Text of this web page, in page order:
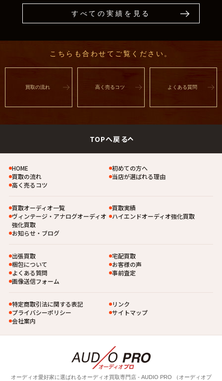
すべての実績を見る
こちらも合わせてご覧ください。
買取の流れ 高く売るコツ よくある質問
TOPへ戻る
HOME
初めての方へ
買取の流れ
当店が選ばれる理由
高く売るコツ
買取オーディオ一覧
買取実績
ヴィンテージ・アナログオーディオ
強化買取
ハイエンドオーディオ強化買取
お知らせ・ブログ
出張買取
宅配買取
梱包について
お客様の声
よくある質問
事前査定
画像送信フォーム
特定商取引法に関する表記
リンク
プライバシーポリシー
サイトマップ
会社案内
オーディオ愛好家に選ばれるオーディオ買取専⾨店 - AUDIO PRO （オーディオプ